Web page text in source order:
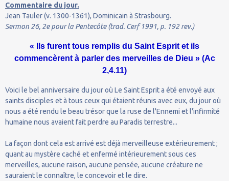
Commentaire du jour.
Jean Tauler (v. 1300-1361), Dominicain à Strasbourg.
Sermon 26, 2e pour la Pentecôte (trad. Cerf 1991, p. 192 rev.)
« Ils furent tous remplis du Saint Esprit et ils
commencèrent à parler des merveilles de Dieu » (Ac
2,4.11)
Voici le bel anniversaire du jour où Le Saint Esprit a été envoyé aux
saints disciples et à tous ceux qui étaient réunis avec eux, du jour où
nous a été rendu le beau trésor que la ruse de l'Ennemi et l'infirmité
humaine nous avaient fait perdre au Paradis terrestre...
La façon dont cela est arrivé est déjà merveilleuse extérieurement ;
quant au mystère caché et enfermé intérieurement sous ces
merveilles, aucune raison, aucune pensée, aucune créature ne
sauraient le connaître, le concevoir et le dire.